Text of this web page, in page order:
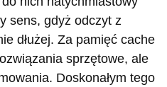
sens, gdyż odczyt z
dłużej. Za pamięć cache
sprzętowe, ale
Doskonałym tego